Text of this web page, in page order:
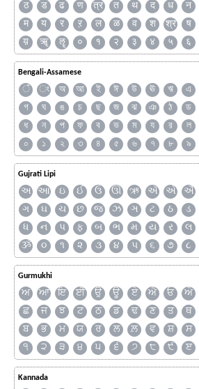
ठ
ड ढ ण त्र त थ द ध न
म
य र ऱ ल ळ व श श्र ष
य़
ॠ ॡ ० १ २ ३ ४ ५ ६
Bengali-Assamese
ঁ ং অ আ ই ঈ উ ঊ ঋ এ
গ
ঘ ঙ চ ছ জ ঝ ঞ ঠ ড
ধ
ন প ফ ব ভ ম য র ল
০
১ ২ ৩ ৪ ৫ ৬ ৭ ৮ ৯
Gujrati Lipi
અ આ ઇ ઈ ઉ ઊ ઋ ઍ એ ઐ
ગ
ઘ ચ છ જ ઝ ઞ ટ ઠ ડ
ધ
ન પ ફ બ ભ મ ય ર લ
ૐ
૦ ૧ ૨ ૩ ૪ ૫ ૬ ૭ ૮
Gurmukhi
ਅ ਆ ਇ ਈ ਉ ਊ ਏ ਐ ਓ ਔ
ਛ
ਜ ਝ ਟ ਠ ਡ ਢ ਣ ਤ ਥ
ਬ
ਭ ਮ ਯ ਰ ਲ ਲ਼ ਵ ਸ਼ ਸ
੧
੨ ੩ ੪ ੫ ੬ ੭ ੮ ੯ ੲ
Kannada